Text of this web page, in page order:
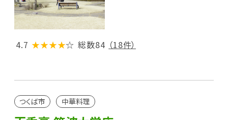
4.7 ★★★★☆ 総数84 （18件）
つくば市 中華料理